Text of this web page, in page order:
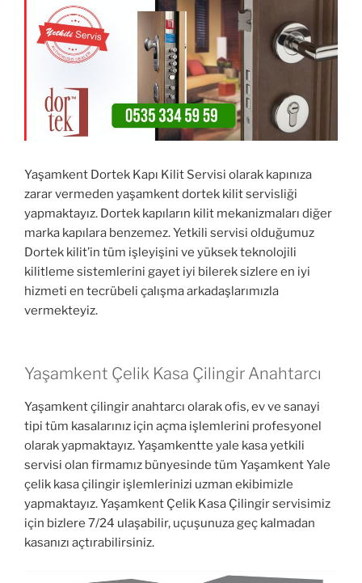
Yaşamkent Dortek Kapı Kilit Servisi olarak kapınıza
zarar vermeden yaşamkent dortek kilit servisliği
yapmaktayız. Dortek kapıların kilit mekanizmaları diğer
marka kapılara benzemez. Yetkili servisi olduğumuz
Dortek kilit’in tüm işleyişini ve yüksek teknolojili
kilitleme sistemlerini gayet iyi bilerek sizlere en iyi
hizmeti en tecrübeli çalışma arkadaşlarımızla
vermekteyiz.
Yaşamkent Çelik Kasa Çilingir Anahtarcı
Yaşamkent çilingir anahtarcı olarak ofis, ev ve sanayi
tipi tüm kasalarınız için açma işlemlerini profesyonel
olarak yapmaktayız. Yaşamkentte yale kasa yetkili
servisi olan firmamız bünyesinde tüm Yaşamkent Yale
çelik kasa çilingir işlemlerinizi uzman ekibimizle
yapmaktayız. Yaşamkent Çelik Kasa Çilingir servisimiz
için bizlere 7/24 ulaşabilir, uçuşunuza geç kalmadan
kasanızı açtırabilirsiniz.